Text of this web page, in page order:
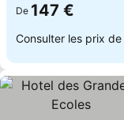
De 147 €
Consulter les prix de